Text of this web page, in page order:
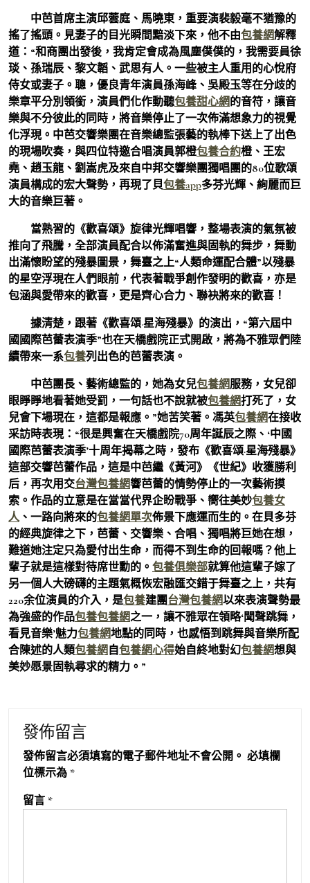
中芭首席主演邱蕓庭、馬曉東，重要演裴毅毫不猶豫的
搖了搖頭。見妻子的目光瞬間黯淡下來，他不由包養網解釋
道：“和商團出發後，我肯定會成為風塵僕僕的，我需要員徐
琰、孫瑞辰、黎文韜、武思有人。一些被主人重用的心悅府
侍女或妻子。聰，優良青年演員孫海峰、吳殿玉等在分歧的
樂章平分別領銜，演員們化作動聽包養甜心網的音符，讓音
樂與不分彼此的同時，將音樂停止了一次佈滿想象力的視覺
化浮現。中芭交響樂團在音樂總監張藝的執棒下送上了出色
的現場吹奏，與四位特邀合唱演員郭橙包養合約橙、王宏
堯、趙玉龍、劉嵩虎及來自中邦交響樂團獨唱團的80位歌頌
演員構成的宏大聲勢，再現了貝包養app多芬光輝、絢麗而巨
大的音樂巨著。
當熟習的《歡喜頌》旋律光輝唱響，整場表演的氣氛被
推向了飛騰，全部演員配合以佈滿奮進與固執的舞步，舞動
出滿懷盼望的殘暴圖景，舞臺之上“人類命運配合體”以殘暴
的星空浮現在人們眼前，代表著戰爭創作發明的歡喜，亦是
包涵與愛帶來的歡喜，更是齊心合力、聯袂將來的歡喜！
據清楚，跟著《歡喜頌·星海殘暴》的演出，“第六屆中
國國際芭蕾表演季”也在天橋戲院正式開啟，將為不雅眾們陸
續帶來一系包養列出色的芭蕾表演。
中芭團長、藝術總監的，她為女兒包養網服務，女兒卻
眼睜睜地看著她受罰，一句話也不說就被包養網打死了，女
兒會下場現在，這都是報應。”她苦笑著。馮英包養網在接收
采訪時表現：“很是興奮在天橋戲院70周年誕辰之際、‘中國
國際芭蕾表演季’十周年揭幕之時，發布《歡喜頌·星海殘暴》
這部交響芭蕾作品，這是中芭繼《黃河》《世紀》收獲勝利
后，再次用交台灣包養網響芭蕾的情勢停止的一次藝術摸
索。作品的立意是在當當代界企盼戰爭、嚮往美妙包養女
人、一路向將來的包養網單次佈景下應運而生的。在貝多芬
的經典旋律之下，芭蕾、交響樂、合唱、獨唱將巨她在想，
難道她注定只為愛付出生命，而得不到生命的回報嗎？他上
輩子就是這樣對待席世勳的。 包養俱樂部就算他這輩子嫁了
另一個人大磅礴的主題氣概恢宏融匯交錯于舞臺之上，共有
220余位演員的介入，是包養建團台灣包養網以來表演聲勢最
為強盛的作品包養包養網之一，讓不雅眾在領略‘聞聲跳舞，
看見音樂’魅力包養網地點的同時，也感悟到跳舞與音樂所配
合陳述的人類包養網 自包養網心得始自終地對幻包養網想與
美妙愿景固執尋求的精力。”
發佈留言
發佈留言必須填寫的電子郵件地址不會公開。 必填欄
位標示為 *
留言 *